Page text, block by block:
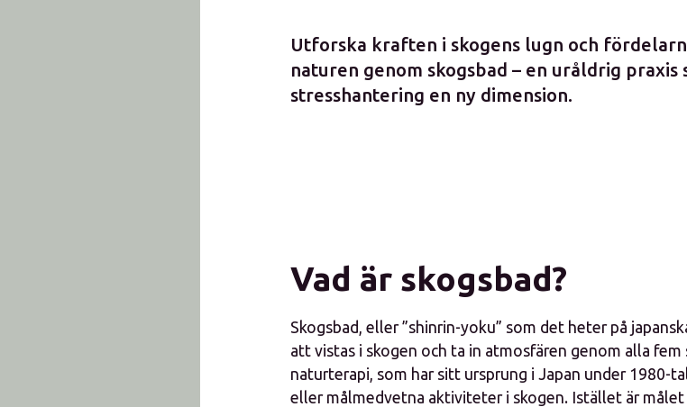
Utforska kraften i skogens lugn och
naturen genom skogsbad – en uråldrig praxis
stresshantering en ny dimension.
Vad är skogsbad?
Skogsbad, eller ”shinrin-yoku” som det heter på
att vistas i skogen och ta in atmosfären genom alla fem
naturterapi, som har sitt ursprung i Japan under 1980-
eller målmedvetna aktiviteter i skogen. Istället är